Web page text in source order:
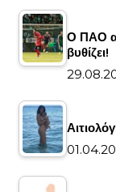
Ο ΠΑΟ
βυθίζει!